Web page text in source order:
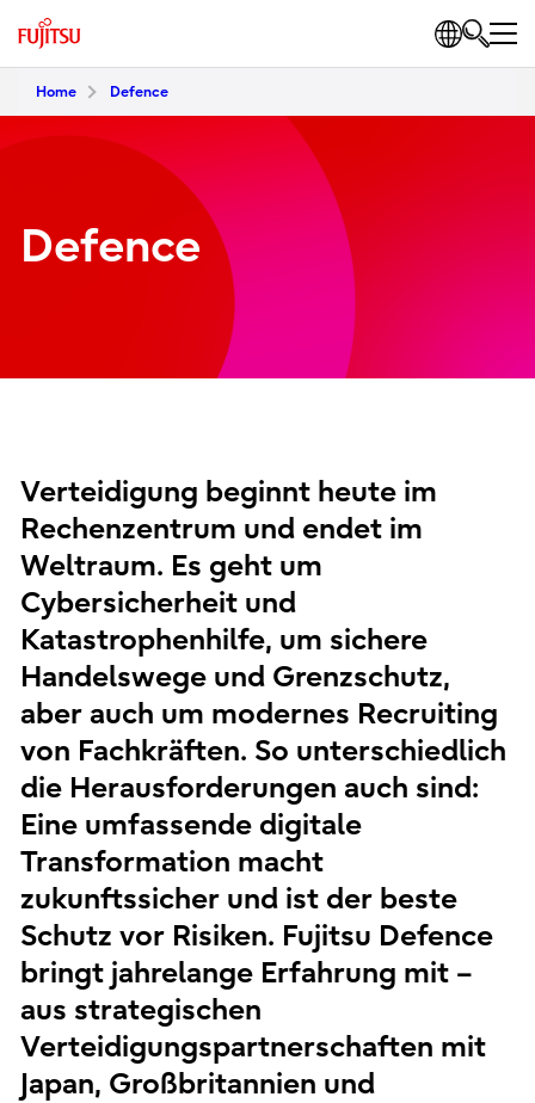
Home Defence
Defence
Verteidigung beginnt heute im
Rechenzentrum und endet im
Weltraum. Es geht um
Cybersicherheit und
Katastrophenhilfe, um sichere
Handelswege und Grenzschutz,
aber auch um modernes Recruiting
von Fachkräften. So unterschiedlich
die Herausforderungen auch sind:
Eine umfassende digitale
Transformation macht
zukunftssicher und ist der beste
Schutz vor Risiken. Fujitsu Defence
bringt jahrelange Erfahrung mit –
aus strategischen
Verteidigungspartnerschaften mit
Japan, Großbritannien und